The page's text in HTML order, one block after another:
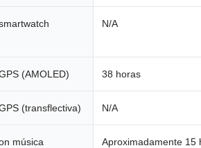
N/A
(AMOLED) 38 horas
(transflectiva) N/A
música Aproximadamente 15